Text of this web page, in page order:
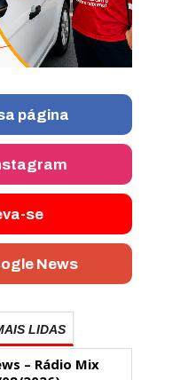
página
se
News
LIDAS
– Rádio Mix